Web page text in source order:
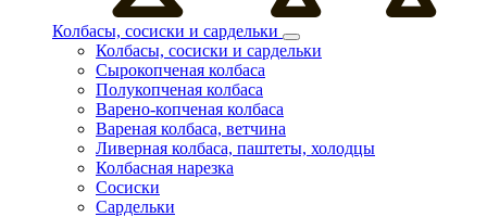
Колбасы, сосиски и сардельки
Колбасы, сосиски и сардельки
Сырокопченая колбаса
Полукопченая колбаса
Варено-копченая колбаса
Вареная колбаса, ветчина
Ливерная колбаса, паштеты, холодцы
Колбасная нарезка
Сосиски
Сардельки